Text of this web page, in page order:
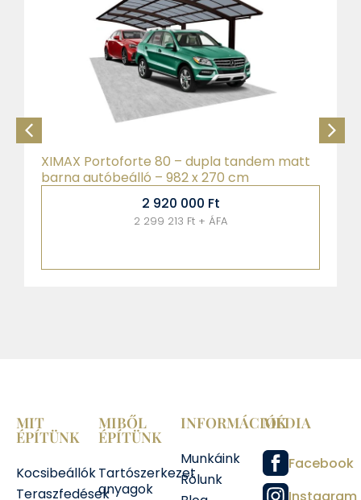
XIMAX Portoforte 80 – dupla tandem matt
barna autóbeálló – 982 x 270 cm
2 920 000 Ft
2 299 213 Ft + ÁFA
MIT
ÉPÍTÜNK
Kocsibeállók
Teraszfedések
MIBŐL
ÉPÍTÜNK
Tartószerkezet
anyagok
INFORMÁCIÓK
Munkáink
Rólunk
MÉDIA
Facebook
Instagram